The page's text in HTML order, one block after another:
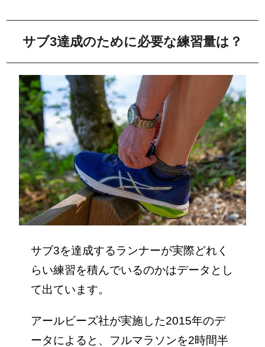
サブ3達成のために必要な練習量は？
サブ3を達成するランナーが実際どれく
らい練習を積んでいるのかはデータとし
て出ています。
アールビーズ社が実施した2015年のデ
ータによると、フルマラソンを2時間半